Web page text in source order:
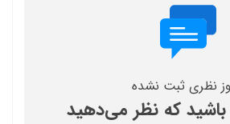
نظری ثبت نشده
باشید که نظر می‌دهید